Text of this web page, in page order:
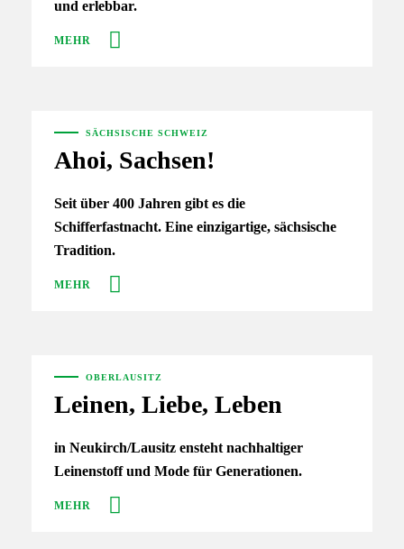
und erlebbar.
MEHR
SÄCHSISCHE SCHWEIZ
Ahoi, Sachsen!
Seit über 400 Jahren gibt es die
Schifferfastnacht. Eine einzigartige, sächsische
Tradition.
MEHR
OBERLAUSITZ
Leinen, Liebe, Leben
in Neukirch/Lausitz ensteht nachhaltiger
Leinenstoff und Mode für Generationen.
MEHR